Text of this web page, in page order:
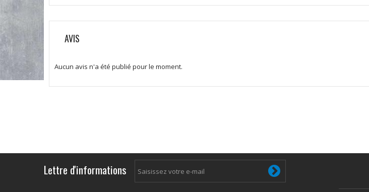
AVIS
Aucun avis n'a été publié pour le moment.
Lettre d'informations